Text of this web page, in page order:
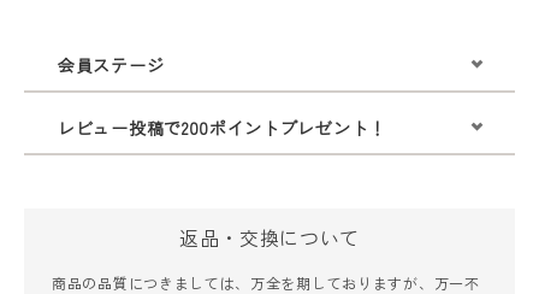
会員ステージ
レビュー投稿で200ポイントプレゼント！
返品・交換について
商品の品質につきましては、万全を期しておりますが、万一不